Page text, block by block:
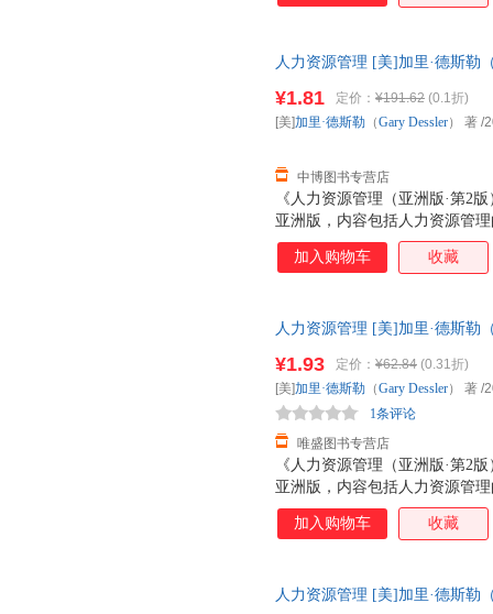
人力资源管理 [美]加里·德斯勒
《人力资源管理（亚洲版·第2
亚洲版，内容包括人力资源管
源计分卡，工作分析，就业计
培训与开发，绩效管理与评估
动，密切联系实际，适用于工
力资源管理实践工作者以及政
参考。
¥1.81 定价： ¥191.62 (0.1折)
中博图书专营店
[美]加里·德斯勒 （Gary Dessler） 著 /
加入购物车 收藏
人力资源管理 [美]加里·德斯勒
《人力资源管理（亚洲版·第2
亚洲版，内容包括人力资源管
源计分卡，工作分析，就业计
培训与开发，绩效管理与评估
动，密切联系实际，适用于工
¥1.93 定价： ¥62.84 (0.31折)
唯盛图书专营店
1条评论
[美]加里·德斯勒 （Gary Dessler） 著 /
加入购物车 收藏
人力资源管理 [美]加里·德斯勒